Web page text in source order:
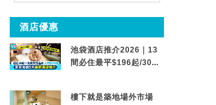
酒店優惠
池袋酒店推介2026｜13
間必住最平$196起/30秒
樓下就是築地場外市場